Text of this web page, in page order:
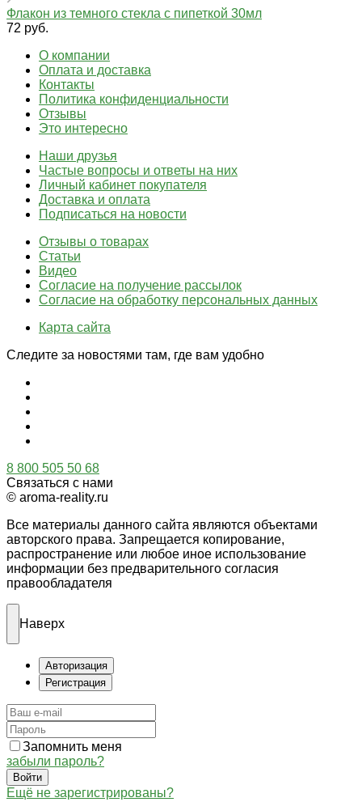
Флакон из темного стекла с пипеткой 30мл
72 руб.
О компании
Оплата и доставка
Контакты
Политика конфиденциальности
Отзывы
Это интересно
Наши друзья
Частые вопросы и ответы на них
Личный кабинет покупателя
Доставка и оплата
Подписаться на новости
Отзывы о товарах
Статьи
Видео
Согласие на получение рассылок
Согласие на обработку персональных данных
Карта сайта
Следите за новостями там, где вам удобно
8 800 505 50 68
Связаться с нами
© aroma-reality.ru
Все материалы данного сайта являются объектами
авторского права. Запрещается копирование,
распространение или любое иное использование
информации без предварительного согласия
правообладателя
Наверх
Авторизация
Регистрация
Запомнить меня
забыли пароль?
Войти
Ещё не зарегистрированы?